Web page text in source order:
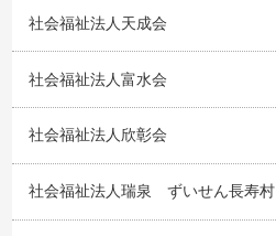
社会福祉法人天成会
社会福祉法人富水会
社会福祉法人欣彰会
社会福祉法人瑞泉 ずいせん長寿村